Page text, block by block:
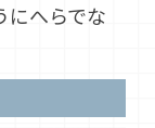
にへらでな